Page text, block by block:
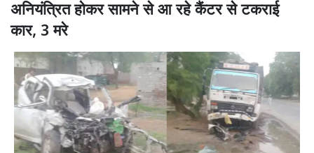
अनियंत्रित होकर सामने से आ रहे कैंटर से टकराई
कार, 3 मरे